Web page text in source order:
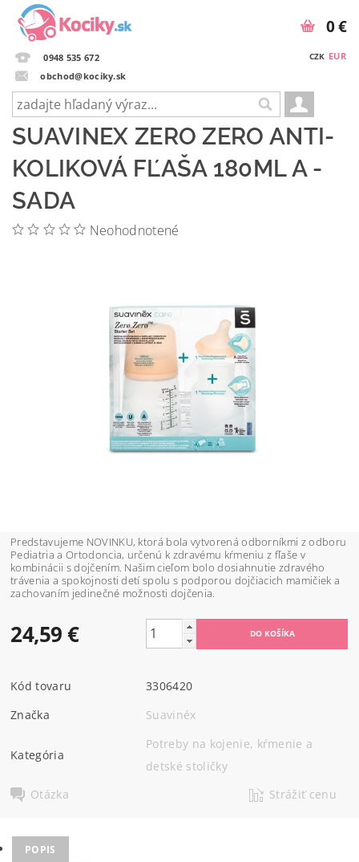
0948 535 672
obchod@kociky.sk
CZK EUR
0 €
SUAVINEX ZERO ZERO ANTI-
KOLIKOVÁ FĽAŠA 180ML A -
SADA
Neohodnotené
Predstavujeme NOVINKU, ktorá bola vytvorená odborníkmi z odboru
Pediatria a Ortodoncia, určenú k zdravému kŕmeniu z fľaše v
kombinácii s dojčením. Našim cieľom bolo dosiahnutie zdravého
trávenia a spokojnosti detí spolu s podporou dojčiacich mamičiek a
zachovaním jedinečné možnosti dojčenia.
24,59 €
Kód tovaru
3306420
Značka
Suavinéx
Kategória
Potreby na kojenie, kŕmenie a
detské stoličky
Otázka
Strážiť cenu
POPIS